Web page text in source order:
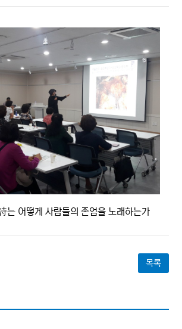
는 어떻게 사람들의 존엄을 노래하는가
목록